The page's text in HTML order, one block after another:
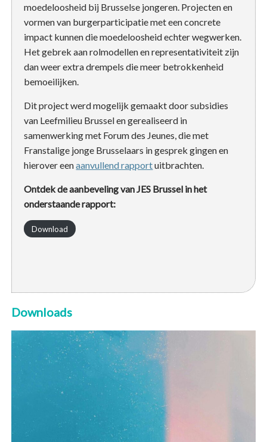
moedeloosheid bij Brusselse jongeren. Projecten en
vormen van burgerparticipatie met een concrete
impact kunnen die moedeloosheid echter wegwerken.
Het gebrek aan rolmodellen en representativiteit zijn
dan weer extra drempels die meer betrokkenheid
bemoeilijken.
Dit project werd mogelijk gemaakt door subsidies
van Leefmilieu Brussel en gerealiseerd in
samenwerking met Forum des Jeunes, die met
Franstalige jonge Brusselaars in gesprek gingen en
hierover eenaanvullend rapportuitbrachten.
Ontdek de aanbeveling van JES Brussel in het
onderstaande rapport:
Download
Downloads